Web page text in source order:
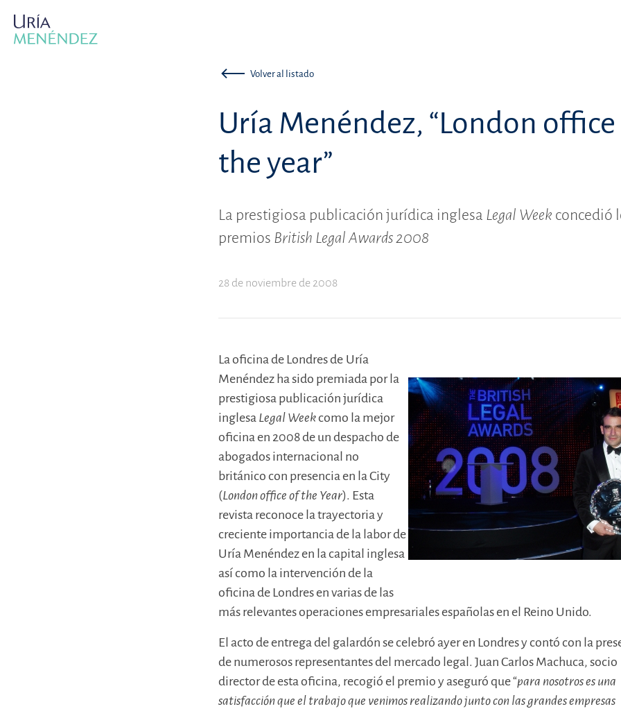
Volver al listado
Uría Menéndez, “London
the year”
La prestigiosa publicación jurídica inglesa Legal Week concedió
premios British Legal Awards 2008
28 de noviembre de 2008
La oficina de Londres de Uría
Menéndez ha sido premiada por la
prestigiosa publicación jurídica
inglesa Legal Weekcomo la mejor
oficina en 2008 de un despacho de
abogados internacional no
británico con presencia en la City
(London office of the Year). Esta
revista reconoce la trayectoria y
creciente importancia de la labor de
Uría Menéndez en la capital inglesa
así como la intervención de la
oficina de Londres en varias de las
más relevantes operaciones empresariales españolas en el Reino Unido.
El acto de entrega del galardón se celebró ayer en Londres y contó con la
de numerosos representantes del mercado legal. Juan Carlos Machuca, socio
director de esta oficina, recogió el premio y aseguró que “para nosotros es una
satisfacción que el trabajo que venimos realizando junto con las grandes empresas